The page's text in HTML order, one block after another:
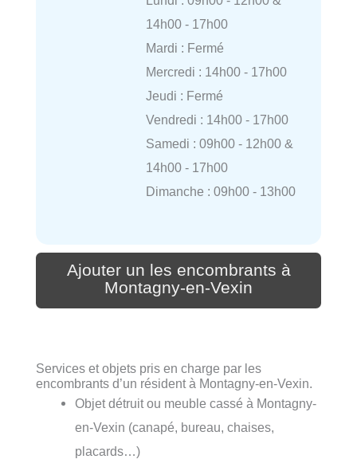
14h00 - 17h00
Mardi : Fermé
Mercredi : 14h00 - 17h00
Jeudi : Fermé
Vendredi : 14h00 - 17h00
Samedi : 09h00 - 12h00 &
14h00 - 17h00
Dimanche : 09h00 - 13h00
Ajouter un les encombrants à
Montagny-en-Vexin
Services et objets pris en charge par les
encombrants d’un résident à Montagny-en-Vexin.
Objet détruit ou meuble cassé à Montagny-
en-Vexin (canapé, bureau, chaises,
placards…)